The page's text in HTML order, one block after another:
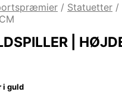
/ Statuetter /
|
i guld